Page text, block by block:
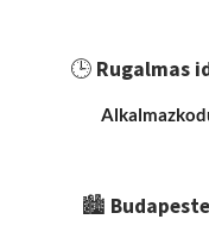
🕒 Rugalmas
🏙️